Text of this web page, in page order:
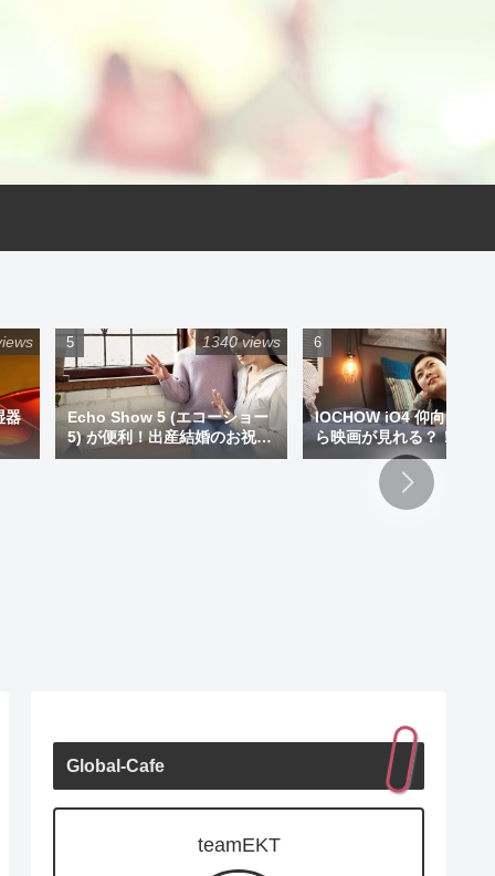
器
Echo Show 5 (エコーショー
5) が便利！出産結婚のお祝い
にプレゼントもアリです！
1340 views
IOCHOW iO4 仰向けで寝
ら映画が見れる？！ミニ
ジェクター
Global-Cafe
teamEKT